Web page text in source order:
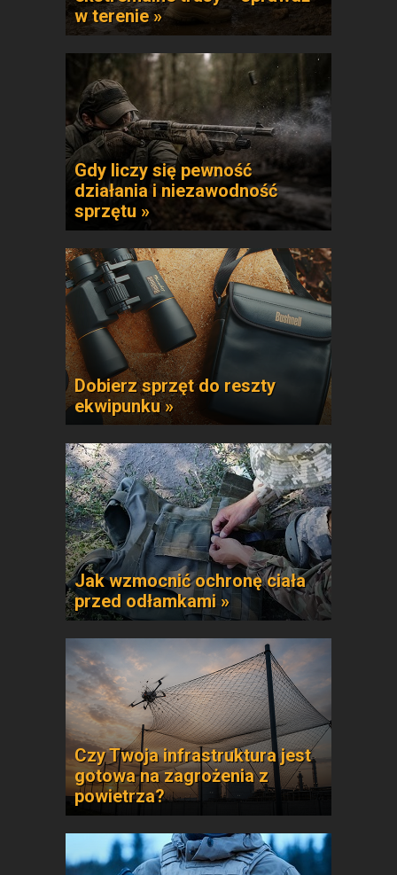
w terenie »
Gdy liczy się pewność
działania i niezawodność
sprzętu »
Dobierz sprzęt do reszty
ekwipunku »
Jak wzmocnić ochronę ciała
przed odłamkami »
Czy Twoja infrastruktura jest
gotowa na zagrożenia z
powietrza?